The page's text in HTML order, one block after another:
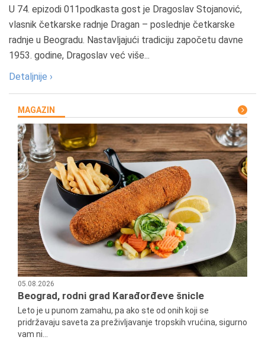
U 74. epizodi 011podkasta gost je Dragoslav Stojanović,
vlasnik četkarske radnje Dragan – poslednje četkarske
radnje u Beogradu. Nastavljajući tradiciju započetu davne
1953. godine, Dragoslav već više...
Detaljnije ›
MAGAZIN
05.08.2026
Beograd, rodni grad Karađorđeve šnicle
Leto je u punom zamahu, pa ako ste od onih koji se
pridržavaju saveta za preživljavanje tropskih vrućina, sigurno
vam ni...